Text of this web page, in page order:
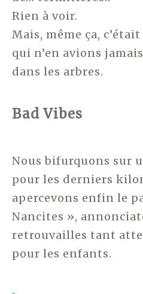
Rien à voir.
Mais, même ça,
qui n’en avions
dans les arbres.
Bad Vibes
Nous bifurquons sur
pour les derniers
apercevons enfin le
Nancites »,
retrouvailles tant
pour les enfants.